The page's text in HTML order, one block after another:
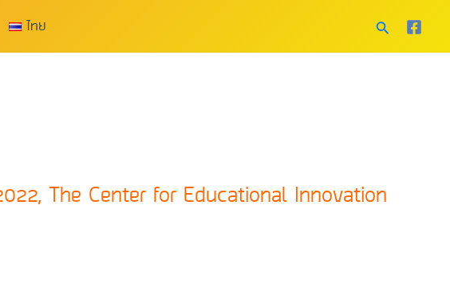
ไทย Search
The Center for Educational Innovation